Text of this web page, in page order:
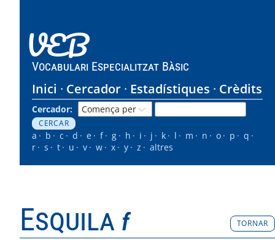
VEB
Vocabulari Especialitzat Bàsic
Inici Cercador Estadístiques Crèdits
Cercador:
a b c d e f g h i j k l m n o p
q
r
s t u v w x y z altres
Esquila f TORNAR